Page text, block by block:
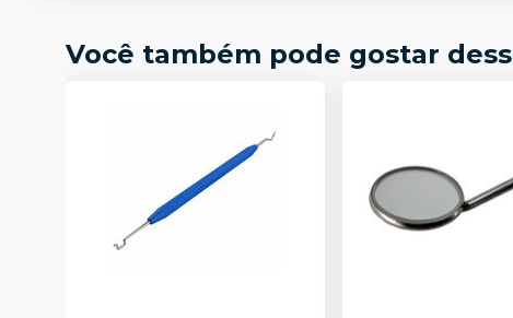
Você também pode gostar